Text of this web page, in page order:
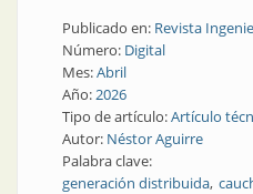
Publicado en: Revista
Número: Digital
Mes:Abril
Año:2026
Tipo de artículo:Artículo
Autor: Néstor Aguirre
Palabra clave:
generación distribuida